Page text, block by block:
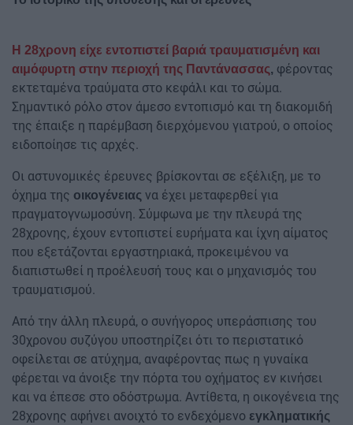
Η 28χρονη είχε εντοπιστεί βαριά τραυματισμένη και
αιμόφυρτη στην περιοχή της Παντάνασσας, φέροντας
εκτεταμένα τραύματα στο κεφάλι και το σώμα.
Σημαντικό ρόλο στον άμεσο εντοπισμό και τη διακομιδή
της έπαιξε η παρέμβαση διερχόμενου γιατρού, ο οποίος
ειδοποίησε τις αρχές.
Οι αστυνομικές έρευνες βρίσκονται σε εξέλιξη, με το
όχημα της οικογένειας να έχει μεταφερθεί για
πραγματογνωμοσύνη. Σύμφωνα με την πλευρά της
28χρονης, έχουν εντοπιστεί ευρήματα και ίχνη αίματος
που εξετάζονται εργαστηριακά, προκειμένου να
διαπιστωθεί η προέλευσή τους και ο μηχανισμός του
τραυματισμού.
Από την άλλη πλευρά, ο συνήγορος υπεράσπισης του
30χρονου συζύγου υποστηρίζει ότι το περιστατικό
οφείλεται σε ατύχημα, αναφέροντας πως η γυναίκα
φέρεται να άνοιξε την πόρτα του οχήματος εν κινήσει
και να έπεσε στο οδόστρωμα. Αντίθετα, η οικογένεια της
28χρονης αφήνει ανοιχτό το ενδεχόμενο εγκληματικής